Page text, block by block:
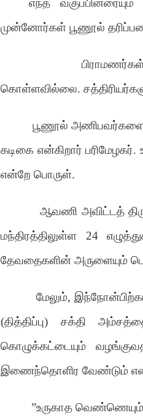
எந்த வகுப்பினரையும்
முன்னோர்கள் பூணூல்
கொள்ளவில்லை.
பூணூல் அணிபவர்களை
கடிகை என்கிறார்
என்றே பொருள்.
ஆவணி அவிட்டத்
மந்திரத்திலுள்ள 24
தேவதைகளின் அருளையும்
மேலும்,
(தித்திப்பு) சக்தி
கொழுக்கட்டையும்
இணைந்தொளிர வேண்டும்
”உருகாத வெண்ணெயும்